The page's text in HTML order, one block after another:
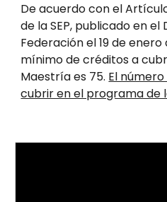
De acuerdo con el
de la SEP, publicado en el
Federación el 19 de
mínimo de créditos a
Maestría es 75. El
cubrir en el programa de